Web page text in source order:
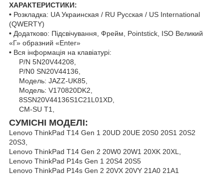
ХАРАКТЕРИСТИКИ:
• Розкладка: UA Украинская / RU Русская / US International
(QWERTY)
• Додатково: Підсвічування, Фрейм, Pointstick, ISO Великий
«Г» образний «Enter»
• Вся інформація на клавіатурі:
P/N 5N20V44208,
P/N0 SN20V44136,
Модель: JAZZ-UK85,
Модель: V170820DK2,
8SSN20V44136S1C21L01XD,
CM-SU T1,
СУМІСНІ МОДЕЛІ:
Lenovo ThinkPad T14 Gen 1 20UD 20UE 20S0 20S1 20S2
20S3,
Lenovo ThinkPad T14 Gen 2 20W0 20W1 20XK 20XL,
Lenovo ThinkPad P14s Gen 1 20S4 20S5
Lenovo ThinkPad P14s Gen 2 20VX 20VY 21A0 21A1